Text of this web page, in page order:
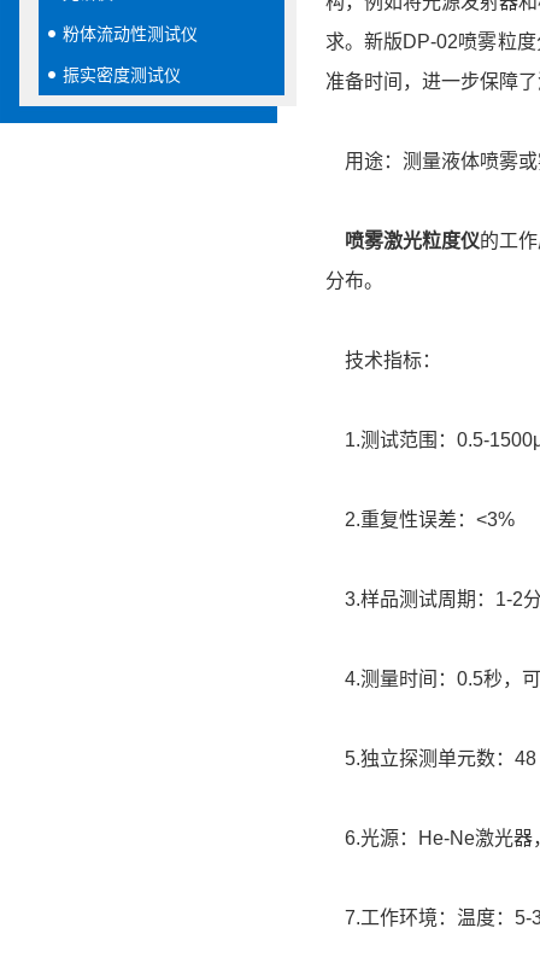
粉体流动性测试仪
振实密度测试仪
求。新版DP-02喷雾粒
准备时间，进一步保障
用途：测量液体喷雾
喷雾激光粒度仪的工
分布。
技术指标：
1.测试范围：0.5-
2.重复性误差：<3%
3.样品测试周期：1-2
4.测量时间：0.5秒，
5.独立探测单元数：48
6.光源：He-Ne激光器
7.工作环境：温度：5-